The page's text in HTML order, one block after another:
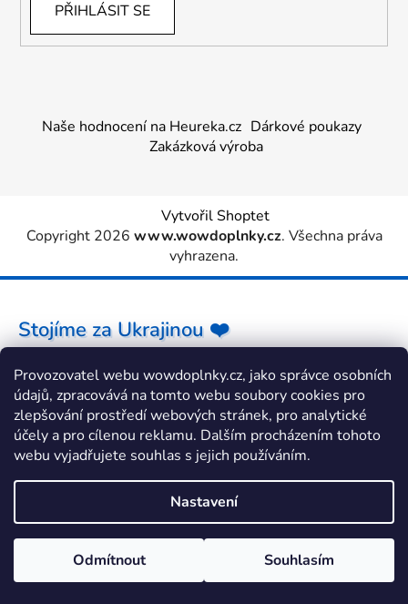
Provozovatel webu wowdoplnky.cz, jako správce osobních
údajů, zpracovává na tomto webu soubory cookies pro
zlepšování prostředí webových stránek, pro analytické
účely a pro cílenou reklamu. Dalším procházením tohoto
webu vyjadřujete souhlas s jejich používáním.
Nastavení
Odmítnout Souhlasím
PŘIHLÁSIT SE
Naše hodnocení na Heureka.cz Dárkové poukazy
Zakázková výroba
Vytvořil Shoptet
Copyright 2026 www.wowdoplnky.cz. Všechna práva
vyhrazena.
Stojíme za Ukrajinou ❤️
Jak a čím pomoci »